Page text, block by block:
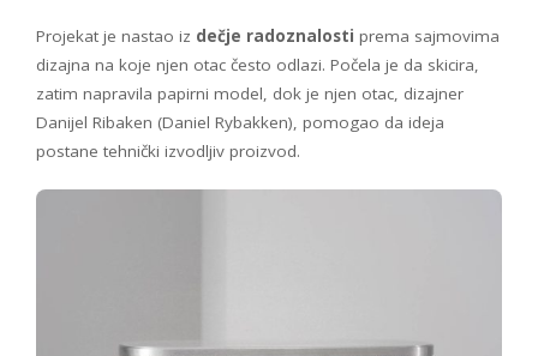
Projekat je nastao iz dečje radoznalosti prema sajmovima
dizajna na koje njen otac često odlazi. Počela je da skicira,
zatim napravila papirni model, dok je njen otac, dizajner
Danijel Ribaken (Daniel Rybakken), pomogao da ideja
postane tehnički izvodljiv proizvod.